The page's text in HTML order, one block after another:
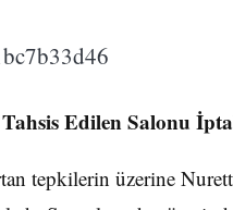
Edilen Salonu
tepkilerin üzerine